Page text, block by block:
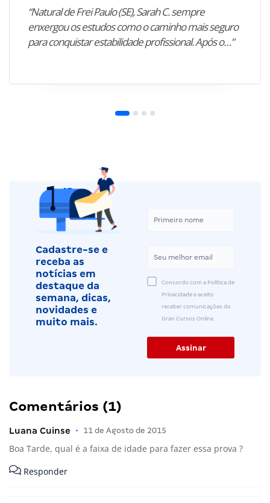
“Natural de Frei Paulo (SE), Sarah C. sempre
enxergou os estudos como o caminho mais seguro
para conquistar estabilidade profissional. Após o…”
Cadastre-se e
receba as
notícias em
destaque da
semana, dicas,
novidades e
muito mais.
Concordo com a Política de
Privacidade e aceito
receber comunicações do
Gran Cursos Online.
Comentários (1)
Luana Cuinse • 11 de Agosto de 2015
Boa Tarde, qual é a faixa de idade para fazer essa prova ?
Responder